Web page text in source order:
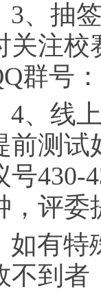
3、抽
关注校
群号
4、线
前测试
号430-
，评委
如有特
不到者